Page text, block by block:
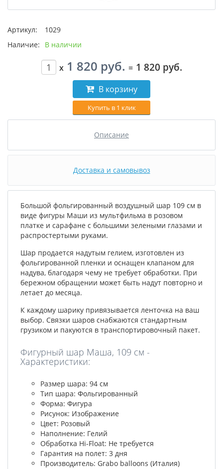
Артикул:
1029
Наличие:
В наличии
x 1 820 руб. = 1 820 руб.
В корзину
Купить в 1 клик
Описание
Доставка и самовывоз
Большой фольгированный воздушный шар 109 см в
виде фигуры Маши из мультфильма в розовом
платке и сарафане с большими зелеными глазами и
распростертыми руками.
Шар продается надутым гелием, изготовлен из
фольгированной пленки и оснащен клапаном для
надува, благодаря чему не требует обработки. При
бережном обращении может быть надут повторно и
летает до месяца.
К каждому шарику привязывается ленточка на ваш
выбор. Связки шаров снабжаются стандартным
грузиком и пакуются в транспортировочный пакет.
Фигурный шар Маша, 109 см -
Характеристики:
Размер шара: 94 см
Тип шара: Фольгированный
Форма: Фигура
Рисунок: Изображение
Цвет: Розовый
Наполнение: Гелий
Обработка Hi-Float: Не требуется
Гарантия на полет: 3 дня
Производитель: Grabo balloons (Италия)